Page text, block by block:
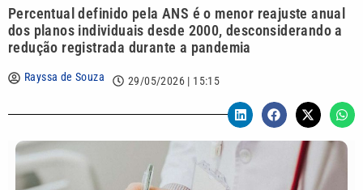
Percentual definido pela ANS é o menor reajuste anual
dos planos individuais desde 2000, desconsiderando a
redução registrada durante a pandemia
Rayssa de Souza 29/05/2026 | 15:15